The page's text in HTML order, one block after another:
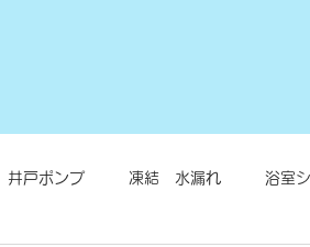
井戸ポンプ 凍結 水漏れ 浴室